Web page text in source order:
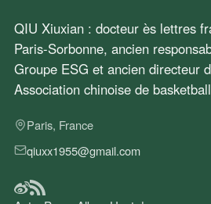
QIU Xiuxian : docteur ès lettres
Paris-Sorbonne, ancien
Groupe ESG et ancien directeur
Association chinoise de
Paris, France
qiuxx1955@gmail.com